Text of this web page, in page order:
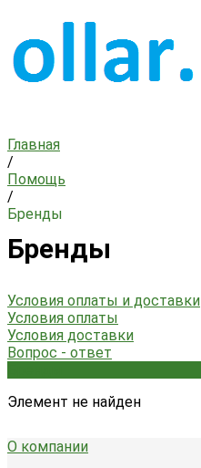
Главная
/
Помощь
/
Бренды
Бренды
Условия оплаты и доставки
Условия оплаты
Условия доставки
Вопрос - ответ
Элемент не найден
О компании